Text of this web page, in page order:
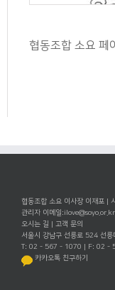
협동조합 소요 페
협동조합 소요 이사장 이재포
관리자 이메일:ilove@soyo.or.kr
오시는 길
고객 문의
서울시 강남구 선릉로 524 선
T: 02 - 567 - 1070 | F: 02 -
카카오톡 친구하기